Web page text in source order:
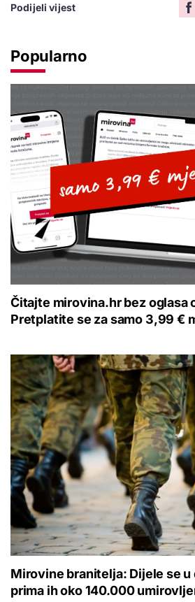
Podijeli vijest
Popularno
Čitajte mirovina.hr bez oglasa
Pretplatite se za samo 3,99 €
Mirovine branitelja: Dijele se
prima ih oko 140.000